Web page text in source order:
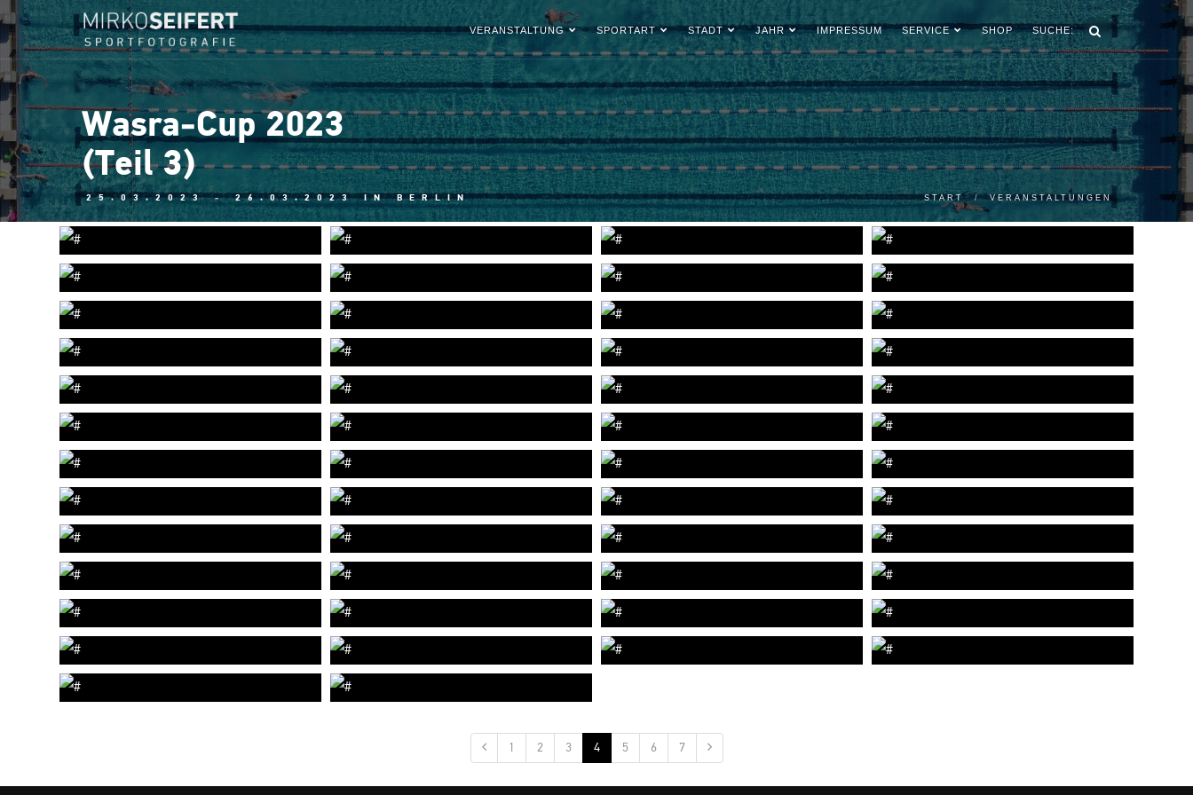
VERANSTALTUNG SPORTART STADT JAHR IMPRESSUM SERVICE SHOP SUCHE:
Wasra-Cup 2023
(Teil 3)
25.03.2023 - 26.03.2023 IN BERLIN START VERANSTALTUNGEN
1 2 3 4 5 6 7